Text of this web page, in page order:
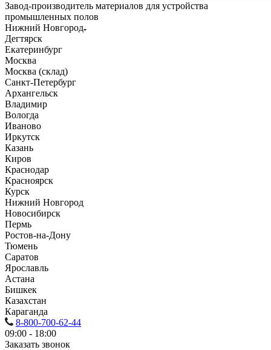
Завод-производитель материалов для устройства
промышленных полов
Нижний Новгород
Дегтярск
Екатеринбург
Москва
Москва (склад)
Санкт-Петербург
Архангельск
Владимир
Вологда
Иваново
Иркутск
Казань
Киров
Краснодар
Красноярск
Курск
Нижний Новгород
Новосибирск
Пермь
Ростов-на-Дону
Тюмень
Саратов
Ярославль
Астана
Бишкек
Казахстан
Караганда
8-800-700-62-44
09:00 - 18:00
Заказать звонок